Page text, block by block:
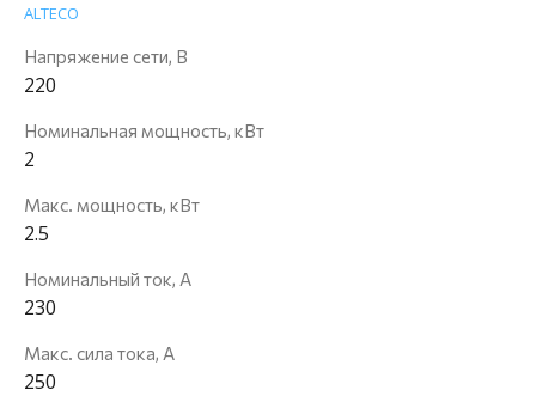
ALTECO
Напряжение сети, В
220
Номинальная мощность, кВт
2
Макс. мощность, кВт
2.5
Номинальный ток, А
230
Макс. сила тока, А
250